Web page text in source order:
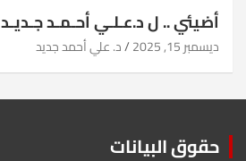
أضيئي .. ل د.عـلـي أحـمـد جـديـد
ديسمبر 15, 2025 د. علي أحمد جديد
حقوق البيانات